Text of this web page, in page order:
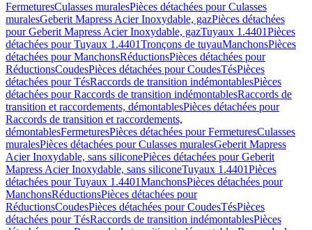
FermeturesCulasses muralesPièces détachées pour Culasses
muralesGeberit Mapress Acier Inoxydable, gazPièces détachées
pour Geberit Mapress Acier Inoxydable, gazTuyaux 1.4401Pièces
détachées pour Tuyaux 1.4401Tronçons de tuyauManchonsPièces
détachées pour ManchonsRéductionsPièces détachées pour
RéductionsCoudesPièces détachées pour CoudesTésPièces
détachées pour TésRaccords de transition indémontablesPièces
détachées pour Raccords de transition indémontablesRaccords de
transition et raccordements, démontablesPièces détachées pour
Raccords de transition et raccordements,
démontablesFermeturesPièces détachées pour FermeturesCulasses
muralesPièces détachées pour Culasses muralesGeberit Mapress
Acier Inoxydable, sans siliconePièces détachées pour Geberit
Mapress Acier Inoxydable, sans siliconeTuyaux 1.4401Pièces
détachées pour Tuyaux 1.4401ManchonsPièces détachées pour
ManchonsRéductionsPièces détachées pour
RéductionsCoudesPièces détachées pour CoudesTésPièces
détachées pour TésRaccords de transition indémontablesPièces